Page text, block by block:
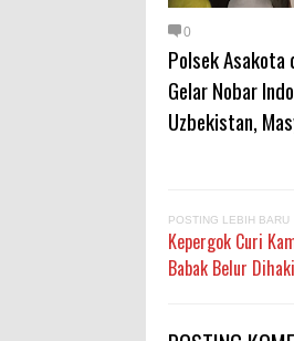
0
Polsek Asakota
Gelar Nobar
Uzbekistan,
POSTING LEBIH BARU
Kepergok Curi
Babak Belur